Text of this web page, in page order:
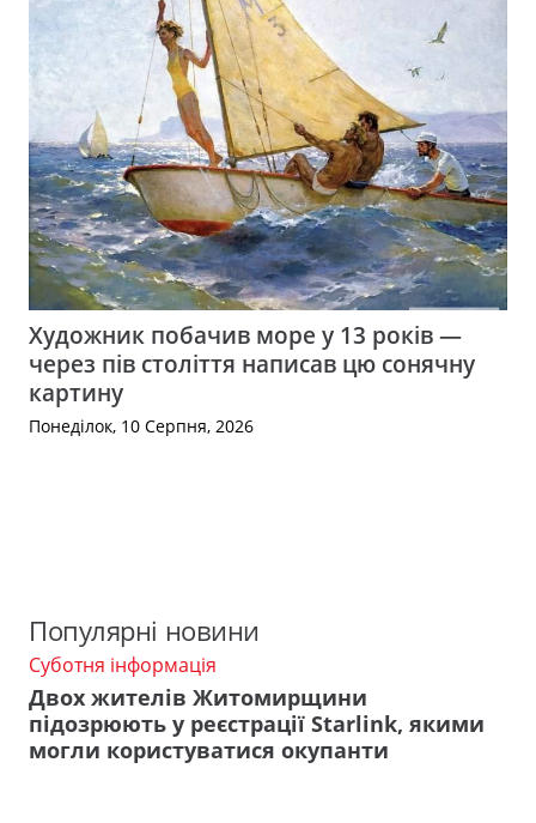
Художник побачив море у 13 років —
через пів століття написав цю сонячну
картину
Понеділок, 10 Серпня, 2026
Популярні новини
Суботня інформація
Двох жителів Житомирщини
підозрюють у реєстрації Starlink, якими
могли користуватися окупанти